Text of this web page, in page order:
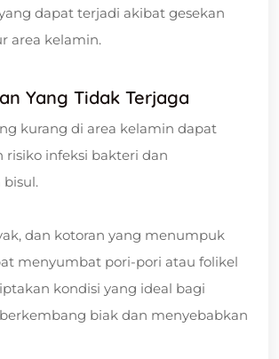
dapat terjadi akibat gesekan
area kelamin.
Yang Tidak Terjaga
kurang di area kelamin dapat
infeksi bakteri dan
dan kotoran yang menumpuk
menyumbat pori-pori atau folikel
kondisi yang ideal bagi
biak dan menyebabkan